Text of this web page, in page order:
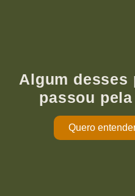
Algum desses
passou
Quero